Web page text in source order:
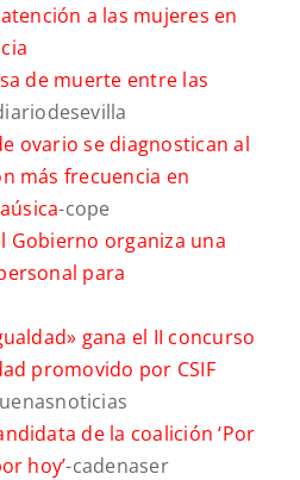
a las mujeres en
de muerte entre las
ovario se diagnostican al
más frecuencia en
-cope
Gobierno organiza una
para
gana el II concurso
promovido por CSIF
de la coalición ‘Por
hoy’-cadenaser